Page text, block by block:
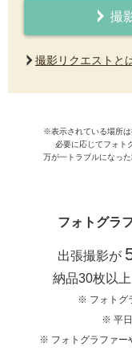
撮
撮影リクエストと
※表示されている場所は
必要に応じてフォト
万が一トラブルになっ
フォトグラ
出張撮影が
納品30枚以
※ フォトグ
※ 平
※ フォトグラファー